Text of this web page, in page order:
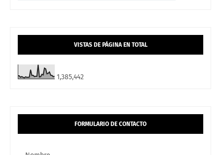
VISTAS DE PÁGINA EN TOTAL
1,385,442
FORMULARIO DE CONTACTO